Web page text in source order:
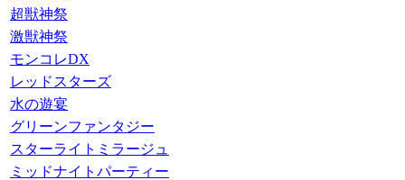
超獣神祭
激獣神祭
モンコレDX
レッドスターズ
水の遊宴
グリーンファンタジー
スターライトミラージュ
ミッドナイトパーティー